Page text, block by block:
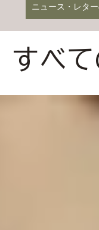
ニュース・レタ
すべ